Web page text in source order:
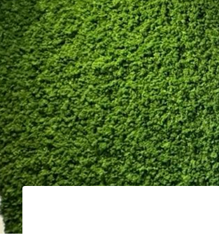
Logistiklösungen
Ihr Logistikdienstleister
Oldenburger|Fritom
Logistiklösung für Ihr